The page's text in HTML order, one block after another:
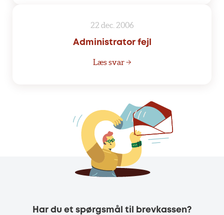
22 dec. 2006
Administrator fejl
Læs svar →
Har du et spørgsmål til brevkassen?